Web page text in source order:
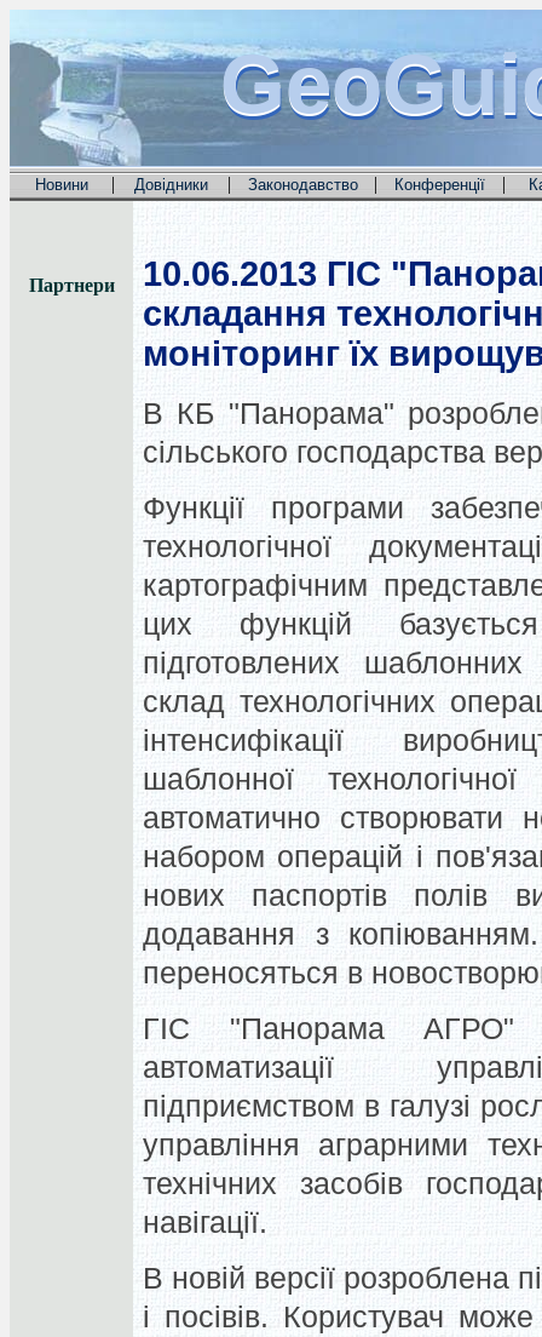
Новини | Довідники | Законодавство | Конференції |
Партнери 10.06.2013 ГІС
складання
моніторинг їх
В КБ "Панорама"
сільського господарства
Функції програми
технологічної
картографічним
цих функцій
підготовлених
склад технологічних
інтенсифікації
шаблонної
автоматично створювати
набором операцій і
нових паспортів полів
додавання з
переносяться в
ГІС "Панорама АГРО"
автоматизації
підприємством в галузі
управління аграрними
технічних засобів
навігації.
В новій версії розроблена
і посівів. Користувач